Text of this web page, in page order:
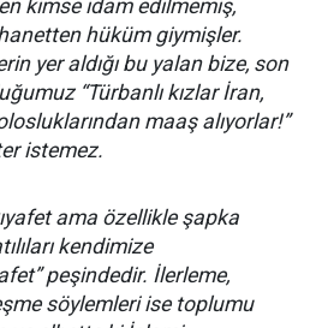
kimse idam edilmemiş,
hüküm giymişler.
yer aldığı bu yalan bize, son
“Türbanlı kızlar İran,
maaş alıyorlar!”
istemez.
ama özellikle şapka
kendimize
peşindedir. İlerleme,
söylemleri ise toplumu